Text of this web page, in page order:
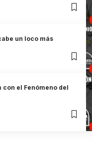
un loco más
con el Fenómeno del